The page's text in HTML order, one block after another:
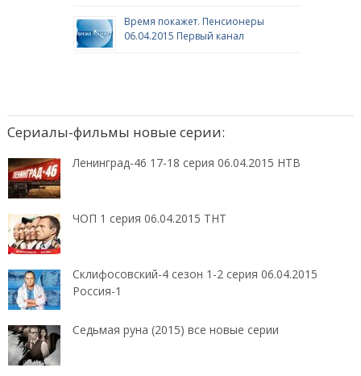
Время покажет. Пенсионеры
06.04.2015 Первый канал
Сериалы-фильмы новые серии:
Ленинград-46 17-18 серия 06.04.2015 НТВ
ЧОП 1 серия 06.04.2015 ТНТ
Склифосовский-4 сезон 1-2 серия 06.04.2015
Россия-1
Седьмая руна (2015) все новые серии